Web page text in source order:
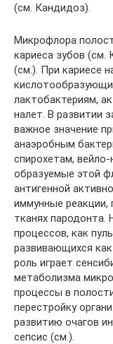
(см. Кандидоз).
Микрофлора
кариеса зубов (см.
(см.). При кариесе
лактобактериям,
налет. В развитии
важное значение
анаэробным
спирохетам,
образуемые этой
антигенной
иммунные
тканях пародонта.
процессов, как
развивающихся
роль играет
метаболизма
процессы в
перестройку
развитию очагов
сепсис (см.).